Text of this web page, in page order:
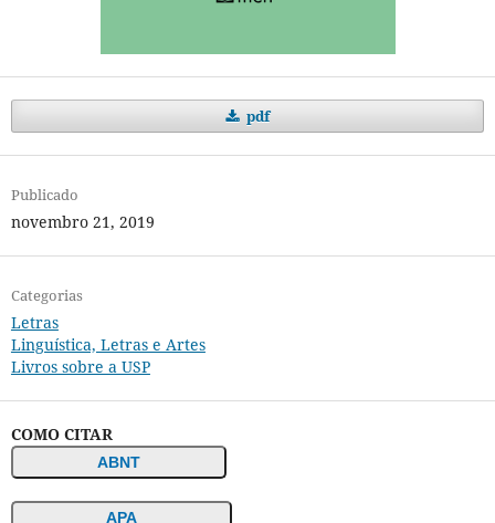
pdf
Publicado
novembro 21, 2019
Categorias
Letras
Linguística, Letras e Artes
Livros sobre a USP
COMO CITAR
ABNT
APA